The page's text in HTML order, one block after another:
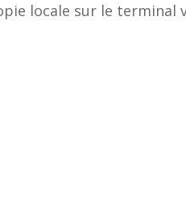
locale sur le terminal